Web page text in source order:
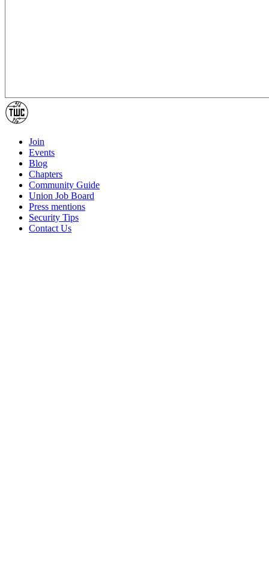
Join
Events
Blog
Chapters
Community Guide
Union Job Board
Press mentions
Security Tips
Contact Us